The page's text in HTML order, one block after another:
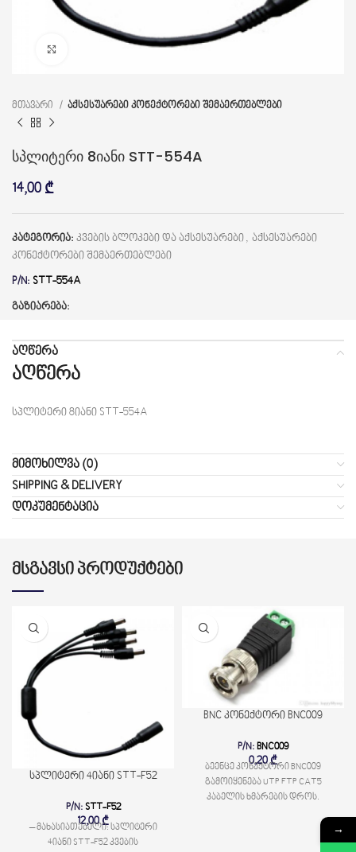
დააწკაპუნეთ გასადიდებლად
მთავარი აქსესუარები კონექტორები შემაერთებლები
სპლიტერი 8იანი STT-554A
14,00 ₾
კატეგორია: კვების ბლოკები და აქსესუარები , აქსესუარები
კონექტორები შემაერთებლები
P/N: STT-554A
გაზიარება:
ᲐᲦᲬᲔᲠᲐ
აღწერა
სპლიტერი 8იანი STT-554A
ᲛᲘᲛᲝᲮᲘᲚᲕᲐ (0)
SHIPPING & DELIVERY
ᲓᲝᲙᲣᲛᲔᲜᲢᲐᲪᲘᲐ
ᲛᲡᲒᲐᲕᲡᲘ ᲞᲠᲝᲓᲣᲥᲢᲔᲑᲘ
სპლიტერი 4იანი STT-F52
P/N: STT-F52
12,00₾
– მახასიათებელი: სპლიტერი
4იანი STT-F52 კვების
BNC კონექტორი BNC009
P/N: BNC009
0,20₾
ბეენცე კონექტორი BNC009
გამოიყენება UTP FTP CAT5
კაბელის ხმარების დროს.
→